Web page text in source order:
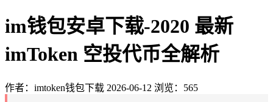
im钱包安卓下载-2020 最新
imToken 空投代币全解析
作者：imtoken钱包下载 2026-06-12 浏览：565